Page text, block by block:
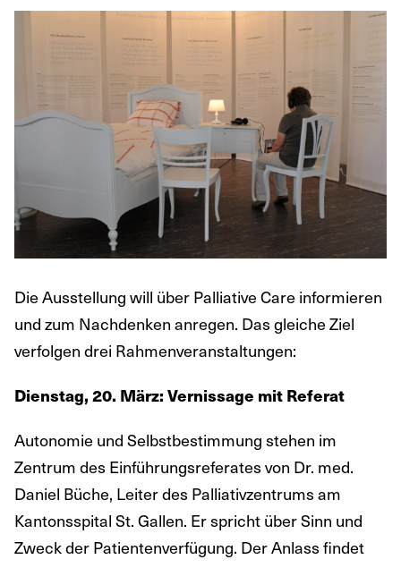
Die Ausstellung will über Palliative Care informieren
und zum Nachdenken anregen. Das gleiche Ziel
verfolgen drei Rahmenveranstaltungen:
Dienstag, 20. März: Vernissage mit Referat
Autonomie und Selbstbestimmung stehen im
Zentrum des Einführungsreferates von Dr. med.
Daniel Büche, Leiter des Palliativzentrums am
Kantonsspital St. Gallen. Er spricht über Sinn und
Zweck der Patientenverfügung. Der Anlass findet